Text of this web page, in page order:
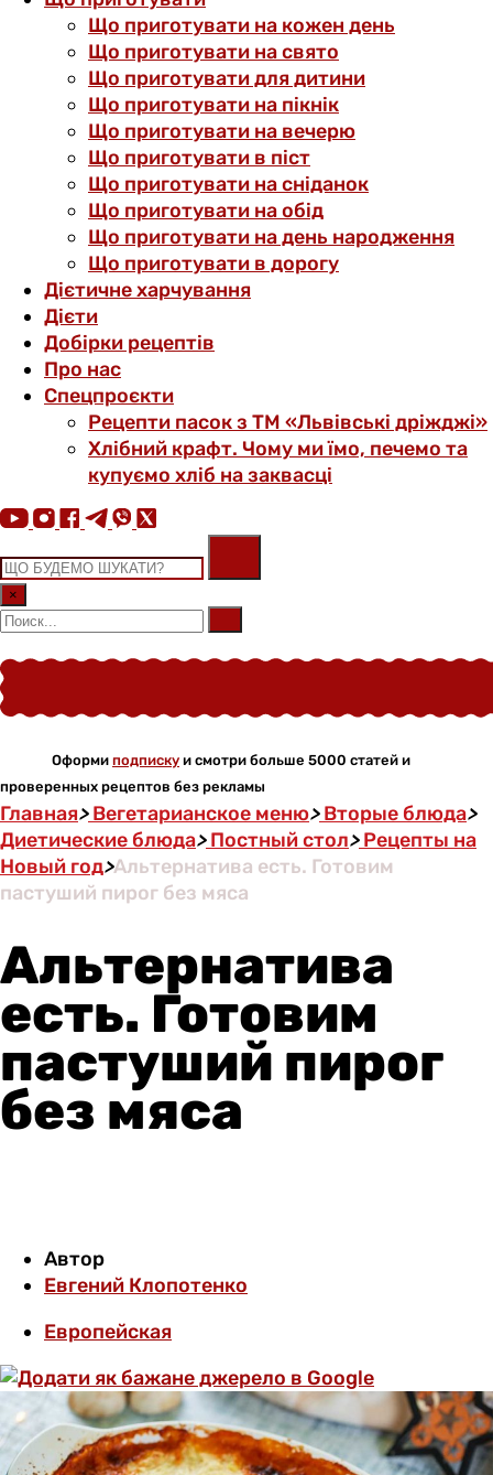
Що приготувати на кожен день
Що приготувати на свято
Що приготувати для дитини
Що приготувати на пікнік
Що приготувати на вечерю
Що приготувати в піст
Що приготувати на сніданок
Що приготувати на обід
Що приготувати на день народження
Що приготувати в дорогу
Дієтичне харчування
Дієти
Добірки рецептів
Про нас
Спецпроєкти
Рецепти пасок з ТМ «Львівські дріжджі»
Хлібний крафт. Чому ми їмо, печемо та
купуємо хліб на заквасці
×
Оформи подписку и смотри больше 5000 статей и
проверенных рецептов без рекламы
Главная>Вегетарианское меню>Вторые блюда>
Диетические блюда>Постный стол>Рецепты на
Новый год>Альтернатива есть. Готовим
пастуший пирог без мяса
Альтернатива
есть. Готовим
пастуший пирог
без мяса
Автор
Евгений Клопотенко
Европейская